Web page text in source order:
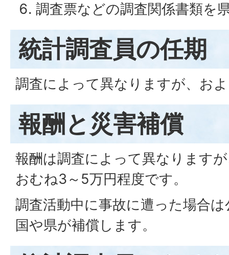
調査票などの調査関係書類を
統計調査員の任期
調査によって異なりますが、お
報酬と災害補償
報酬は調査によって異なります
おむね3～5万円程度です。
調査活動中に事故に遭った場合
国や県が補償します。